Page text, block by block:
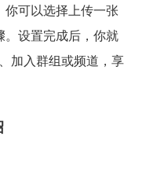
可以选择上传一张
设置完成后，你就
加入群组或频道，享